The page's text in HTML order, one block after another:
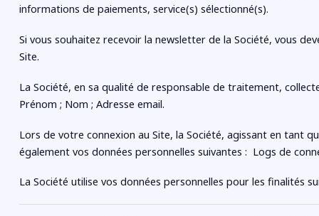
informations de paiements, service(s) sélectionné(s).
Si vous souhaitez recevoir la newsletter de la Société, vous
Site.
La Société, en sa qualité de responsable de traitement,
Prénom ; Nom ; Adresse email.
Lors de votre connexion au Site, la Société, agissant en tant
également vos données personnelles suivantes : Logs de
La Société utilise vos données personnelles pour les finalités